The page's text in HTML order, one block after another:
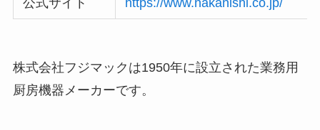
株式会社フジマックは1950年に設立された業務用
厨房機器メーカーです。